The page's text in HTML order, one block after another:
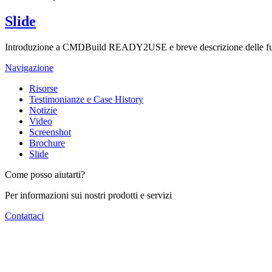
Slide
Introduzione a CMDBuild READY2USE e breve descrizione delle
Navigazione
Risorse
Testimonianze e Case History
Notizie
Video
Screenshot
Brochure
Slide
Come posso aiutarti?
Per informazioni sui nostri prodotti e servizi
Contattaci